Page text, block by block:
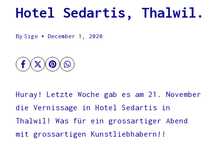
Hotel Sedartis, Thalwil.
By Sige December 1, 2020
Huray! Letzte Woche gab es am 21. November
die Vernissage in Hotel Sedartis in
Thalwil! Was für ein grossartiger Abend
mit grossartigen Kunstliebhabern!!